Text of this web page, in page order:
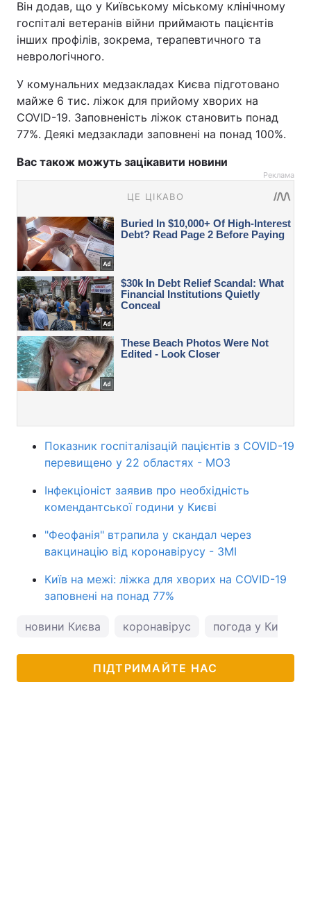
Він додав, що у Київському міському клінічному
госпіталі ветеранів війни приймають пацієнтів
інших профілів, зокрема, терапевтичного та
неврологічного.
У комунальних медзакладах Києва підготовано
майже 6 тис. ліжок для прийому хворих на
COVID-19. Заповненість ліжок становить понад
77%. Деякі медзаклади заповнені на понад 100%.
Вас також можуть зацікавити новини
Реклама
Показник госпіталізацій пацієнтів з COVID-19
перевищено у 22 областях - МОЗ
Інфекціоніст заявив про необхідність
комендантської години у Києві
"Феофанія" втрапила у скандал через
вакцинацію від коронавірусу - ЗМІ
Київ на межі: ліжка для хворих на COVID-19
заповнені на понад 77%
новини Києва коронавірус погода у Києві
ПІДТРИМАЙТЕ НАС